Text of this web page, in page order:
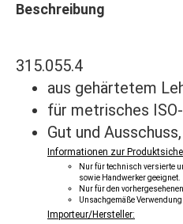
Beschreibung
315.055.4
aus gehärtetem
für metrisches
Gut und
Informationen zur
Nur für technisch versierte
sowie Handwerker geeignet.
Nur für den
Unsachgemäße
Importeur/Hersteller: